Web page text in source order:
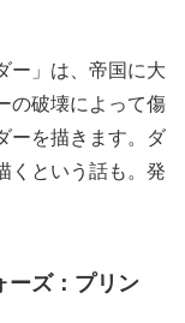
ー」は、帝国に大
の破壊によって傷
ーを描きます。ダ
くという話も。発
ーズ：プリン